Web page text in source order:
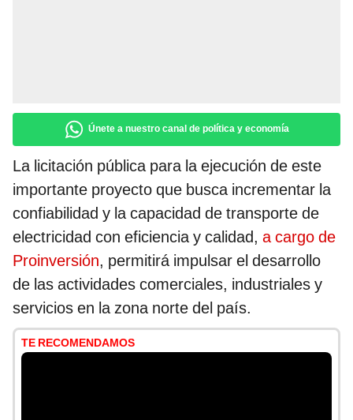
Únete a nuestro canal de política y economía
La licitación pública para la ejecución de este
importante proyecto que busca incrementar la
confiabilidad y la capacidad de transporte de
electricidad con eficiencia y calidad, a cargo de
Proinversión, permitirá impulsar el desarrollo
de las actividades comerciales, industriales y
servicios en la zona norte del país.
TE RECOMENDAMOS